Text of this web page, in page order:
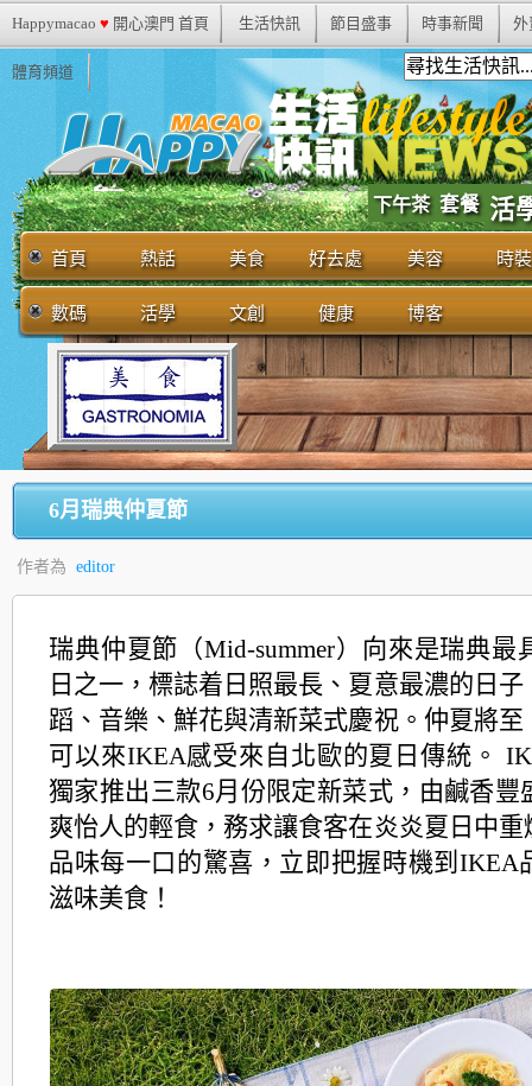
Happymacao ♥ 開心澳門 首頁 生活快訊 節目盛事 時事新聞 外
體育頻道
下午茶 套餐 活
首頁 熱話 美食 好去處 美容 時裝
數碼 活學 文創 健康 博客
6月瑞典仲夏節
作者為 editor
瑞典仲夏節（Mid-summer） 向來是瑞典最
日之一，標誌着日照最長、 夏意最濃的日
蹈、音樂、鮮花與清新菜式慶祝。 仲夏將至
可以來IKEA感受來自北歐的夏日傳統。
獨家推出三款6月份限定新菜式， 由鹹香豐
爽怡人的輕食，務求讓食客在炎炎夏日中重
品味每一口的驚喜， 立即把握時機到IKEA
滋味美食！